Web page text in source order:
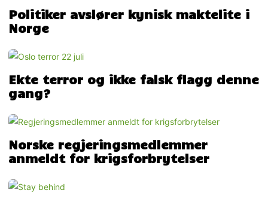
Politiker avslører kynisk maktelite i
Norge
Ekte terror og ikke falsk flagg denne
gang?
Norske regjeringsmedlemmer
anmeldt for krigsforbrytelser